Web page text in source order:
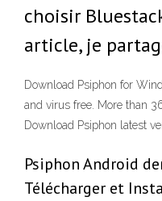
choisir
article, je
Download Psiphon for
and virus free. More than
Download Psiphon latest
Psiphon Android
Télécharger et